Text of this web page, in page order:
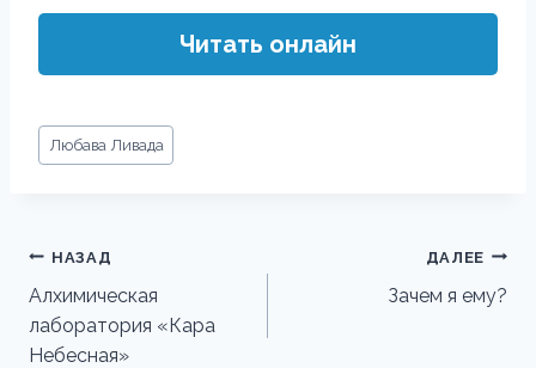
Читать онлайн
Метки
записи:
Любава Ливада
Навигация
по
записям
НАЗАД
Алхимическая
лаборатория «Кара
Небесная»
ДАЛЕЕ
Зачем я ему?